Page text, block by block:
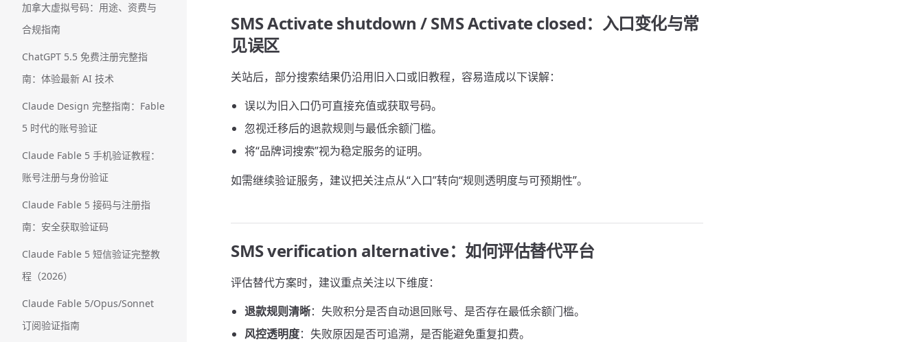
加拿大虚拟号码：用途、资费与
合规指南
ChatGPT 5.5 免费注册完整指
南：体验最新 AI 技术
Claude Design 完整指南：Fable
5 时代的账号验证
Claude Fable 5 手机验证教程：
账号注册与身份验证
Claude Fable 5 接码与注册指
南：安全获取验证码
Claude Fable 5 短信验证完整教
程（2026）
Claude Fable 5/Opus/Sonnet
订阅验证指南
SMS Activate shutdown / SMS Activate closed：入口变化与常
见误区
关站后，部分搜索结果仍沿用旧入口或旧教程，容易造成以下误解：
误以为旧入口仍可直接充值或获取号码。
忽视迁移后的退款规则与最低余额门槛。
将“品牌词搜索”视为稳定服务的证明。
如需继续验证服务，建议把关注点从“入口”转向“规则透明度与可预期性”。
SMS verification alternative：如何评估替代平台
评估替代方案时，建议重点关注以下维度：
退款规则清晰：失败积分是否自动退回账号、是否存在最低余额门槛。
风控透明度：失败原因是否可追溯，是否能避免重复扣费。